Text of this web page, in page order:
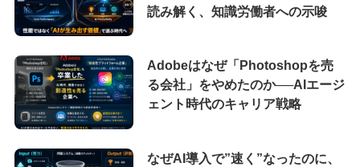
読み解く、知識労働者への示唆
Adobeはなぜ「Photoshopを売
る会社」をやめたのか──AIエージ
ェント時代のキャリア戦略
なぜAI導入で”速く”なったのに、